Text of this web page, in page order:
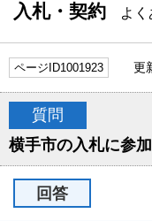
入札・契約 よく
ページID1001923 更
質問
横手市の入札に参
回答